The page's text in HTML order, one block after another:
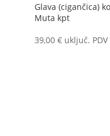
Glava (cigančica)
Muta kpt
39,00 € uključ. PDV